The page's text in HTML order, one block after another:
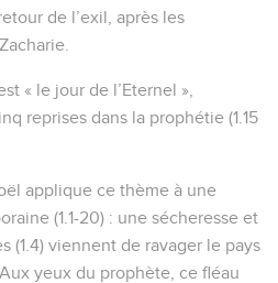
de l’exil, après les
« le jour de l’Eternel »,
reprises dans la prophétie (1.15
applique ce thème à une
(1.1-20) : une sécheresse et
(1.4) viennent de ravager le pays
yeux du prophète, ce fléau